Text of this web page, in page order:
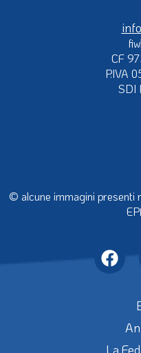
CF
P.IVA
SDI
© alcune immagini presenti
La